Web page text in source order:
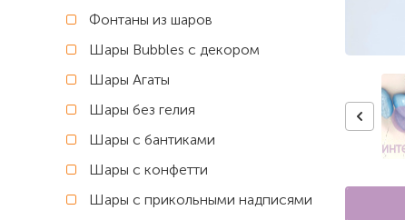
Фонтаны из шаров
Шары Bubbles с декором
Шары Агаты
Шары без гелия
Шары с бантиками
Шары с конфетти
Шары с прикольными надписями